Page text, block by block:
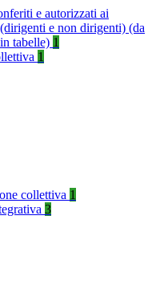
e autorizzati ai
e non dirigenti) (da
tabelle) 1
1
collettiva 1
3